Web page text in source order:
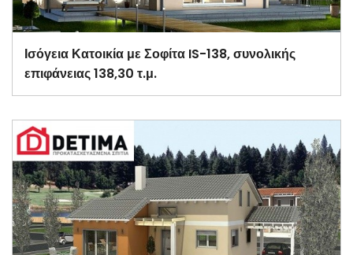
Ισόγεια Κατοικία με Σοφίτα IS-138, συνολικής
επιφάνειας 138,30 τ.μ.